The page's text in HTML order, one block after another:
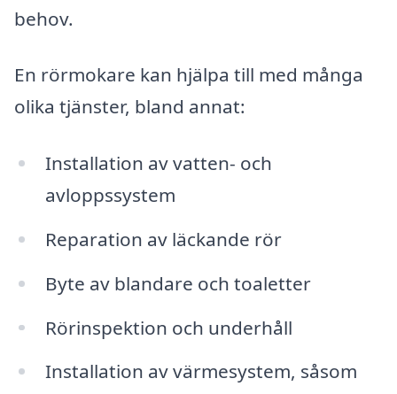
behov.
En rörmokare kan hjälpa till med många
olika tjänster, bland annat:
Installation av vatten- och
avloppssystem
Reparation av läckande rör
Byte av blandare och toaletter
Rörinspektion och underhåll
Installation av värmesystem, såsom